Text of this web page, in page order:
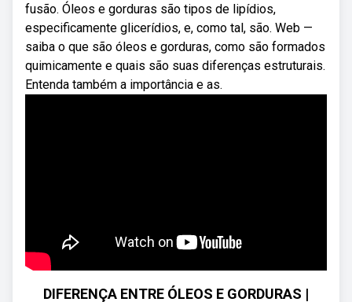
fusão. Óleos e gorduras são tipos de lipídios,
especificamente glicerídios, e, como tal, são. Web —
saiba o que são óleos e gorduras, como são formados
quimicamente e quais são suas diferenças estruturais.
Entenda também a importância e as.
DIFERENÇA ENTRE ÓLEOS E GORDURAS |